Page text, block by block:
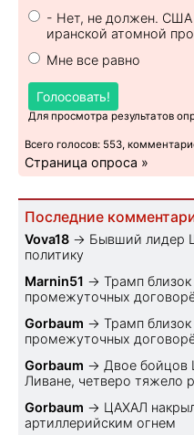
- Нет, не должен. США
иранской атомной
Мне все равно
Голосовать!
Для просмотра результатов
Всего голосов: 553,
Страница опроса »
Последние
Vova18 → Бывший лидер
политику
Marnin51 → Трамп
промежуточных
Gorbaum → Трамп
промежуточных
Gorbaum → Двое
Ливане, четверо тяжело
Gorbaum → ЦАХАЛ
артиллерийским огнем